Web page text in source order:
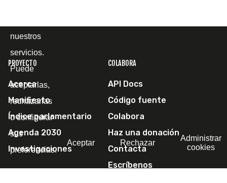
PROYECTO
Acerca
Manifiesto
Índice parlamentario
Agenda 2030
Investigaciones
COLABORA
API Docs
Código fuente
Colabora
Haz una donación
Contacta
Escríbenos
nuestros
servicios.
Puede
aceptarlas,
rechazarlas
o configurar
sus
preferencias.
Aceptar Rechazar
Administrar
cookies